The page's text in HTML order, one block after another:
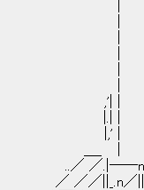
| ||￣￣
,'| | ||
|,' | ||
＿_ ｜
..／ ／.|――n|
／ ／／